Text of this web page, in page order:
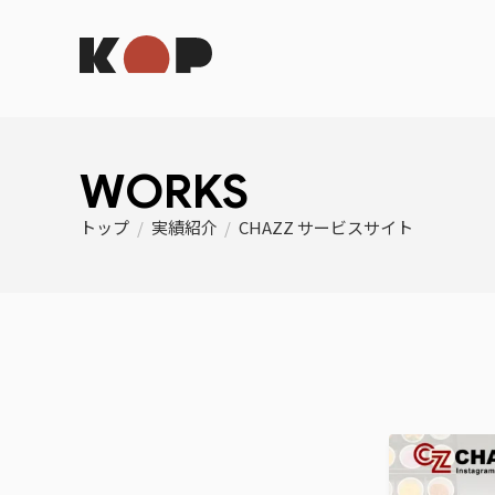
WORKS
トップ / 実績紹介 / CHAZZ サービスサイト